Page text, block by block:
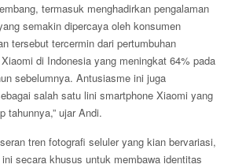
termasuk menghadirkan pengalaman
semakin dipercaya oleh konsumen
tersebut tercermin dari pertumbuhan
di Indonesia yang meningkat 64% pada
sebelumnya. Antusiasme ini juga
salah satu lini smartphone Xiaomi yang
tahunnya,” ujar Andi.
tren fotografi seluler yang kian bervariasi,
secara khusus untuk membawa identitas